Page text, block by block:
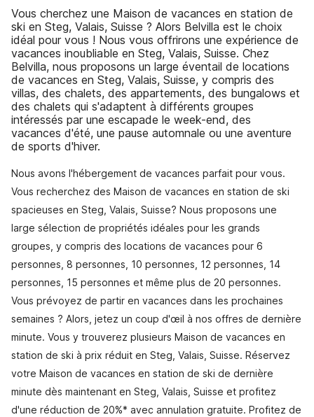
Vous cherchez une Maison de vacances en station de
ski en Steg, Valais, Suisse ? Alors Belvilla est le choix
idéal pour vous ! Nous vous offrirons une expérience de
vacances inoubliable en Steg, Valais, Suisse. Chez
Belvilla, nous proposons un large éventail de locations
de vacances en Steg, Valais, Suisse, y compris des
villas, des chalets, des appartements, des bungalows et
des chalets qui s'adaptent à différents groupes
intéressés par une escapade le week-end, des
vacances d'été, une pause automnale ou une aventure
de sports d'hiver.
Nous avons l'hébergement de vacances parfait pour vous.
Vous recherchez des Maison de vacances en station de ski
spacieuses en Steg, Valais, Suisse? Nous proposons une
large sélection de propriétés idéales pour les grands
groupes, y compris des locations de vacances pour 6
personnes, 8 personnes, 10 personnes, 12 personnes, 14
personnes, 15 personnes et même plus de 20 personnes.
Vous prévoyez de partir en vacances dans les prochaines
semaines ? Alors, jetez un coup d'œil à nos offres de dernière
minute. Vous y trouverez plusieurs Maison de vacances en
station de ski à prix réduit en Steg, Valais, Suisse. Réservez
votre Maison de vacances en station de ski de dernière
minute dès maintenant en Steg, Valais, Suisse et profitez
d'une réduction de 20%* avec annulation gratuite. Profitez de